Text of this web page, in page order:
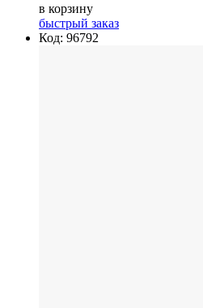
в корзину
быстрый заказ
Код: 96792